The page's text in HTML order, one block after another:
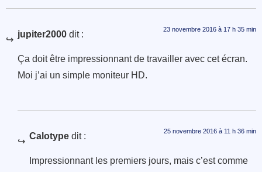
jupiter2000 dit : 23 novembre 2016 à 17 h 35 min
Ça doit être impressionnant de travailler avec cet écran.
Moi j’ai un simple moniteur HD.
Calotype dit : 25 novembre 2016 à 11 h 36 min
Impressionnant les premiers jours, mais c’est comme